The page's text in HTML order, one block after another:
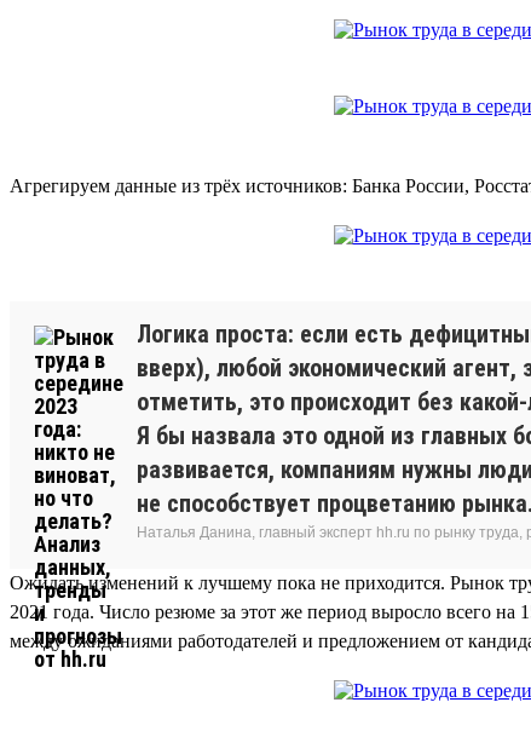
Агрегируем данные из трёх источников: Банка России,
Логика проста: если есть
вверх), любой экономический
отметить, это происходит без
Я бы назвала это одной из главных
развивается, компаниям нужны
не способствует процветанию
Наталья Данина, главный эксперт hh.ru по рынку
Ожидать изменений к лучшему пока не приходится. Рынок
2021 года. Число резюме за этот же период выросло всего
между ожиданиями работодателей и предложением от